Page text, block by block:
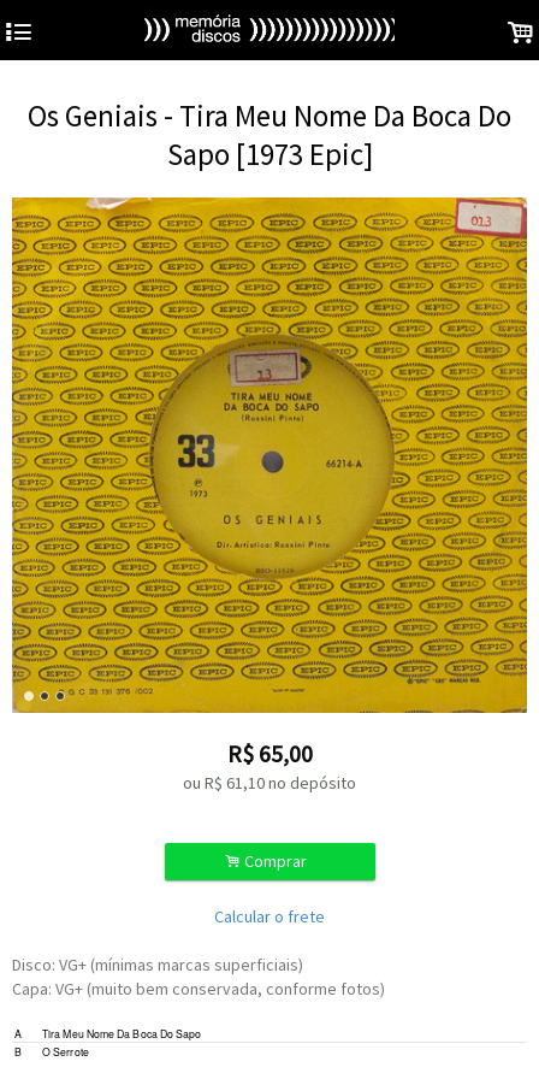
4 .
Os Geniais - Tira Meu Nome Da Boca Do
Sapo [1973 Epic]
R$ 65,00
ou R$ 61,10no depósito
. Comprar
Calcular o frete
Disco: VG+ (mínimas marcas superficiais)
Capa: VG+ (muito bem conservada, conforme fotos)
A
Tira Meu Nome Da Boca Do Sapo
B
O Serrote